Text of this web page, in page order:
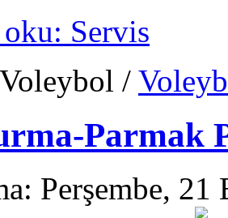
oku: Servis
Voleybol /
Parmak
Perşembe,